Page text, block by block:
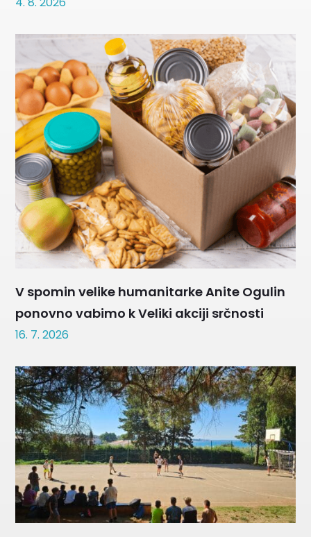
V spomin velike humanitarke Anite Ogulin
ponovno vabimo k Veliki akciji srčnosti
16. 7. 2026